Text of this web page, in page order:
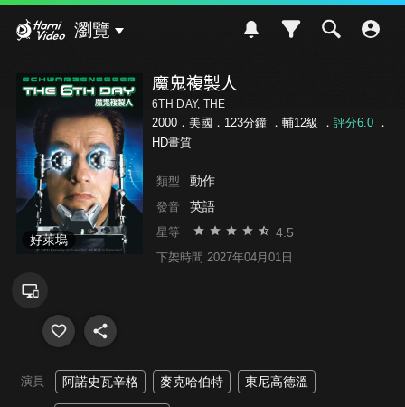
瀏覽
好萊塢
魔鬼複製人
6TH DAY, THE
2000．美國．123分鐘 ． 輔12級 ． 評分6.0．
HD畫質
類型 動作
發音 英語
星等 4.5
下架時間 2027年04月01日
演員 阿諾史瓦辛格 麥克哈伯特 東尼高德溫